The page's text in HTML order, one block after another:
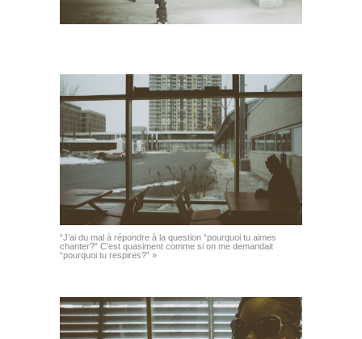
“J’ai du mal à répondre à la question “pourquoi tu aimes
chanter?” C’est quasiment comme si on me demandait
“pourquoi tu respires?” »